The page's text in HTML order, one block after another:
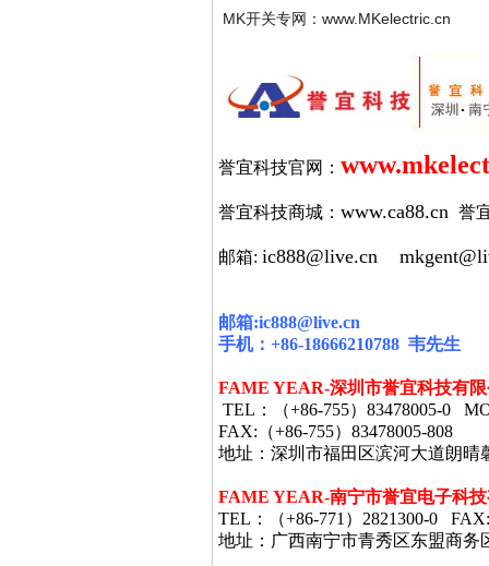
MK开关专网：www.MKelectric.cn
誉宜科技官网：
誉宜科技商城： www.ca88.cn 誉
邮箱: ic888@live.cn
邮箱:ic888@live.cn
手机： +86-18666210788 韦先生
FAME YEAR-深圳市誉宜科技有
TEL ：（+86-755） 83478005-0
FAX: （+86-755） 83478005-808
地址：深圳市福田区滨河大道朗晴
FAME YEAR-南宁市誉宜电子科
TEL ：（+86-771 ） 2821300-0 FAX:
地址：广西南宁市青秀区东盟商务